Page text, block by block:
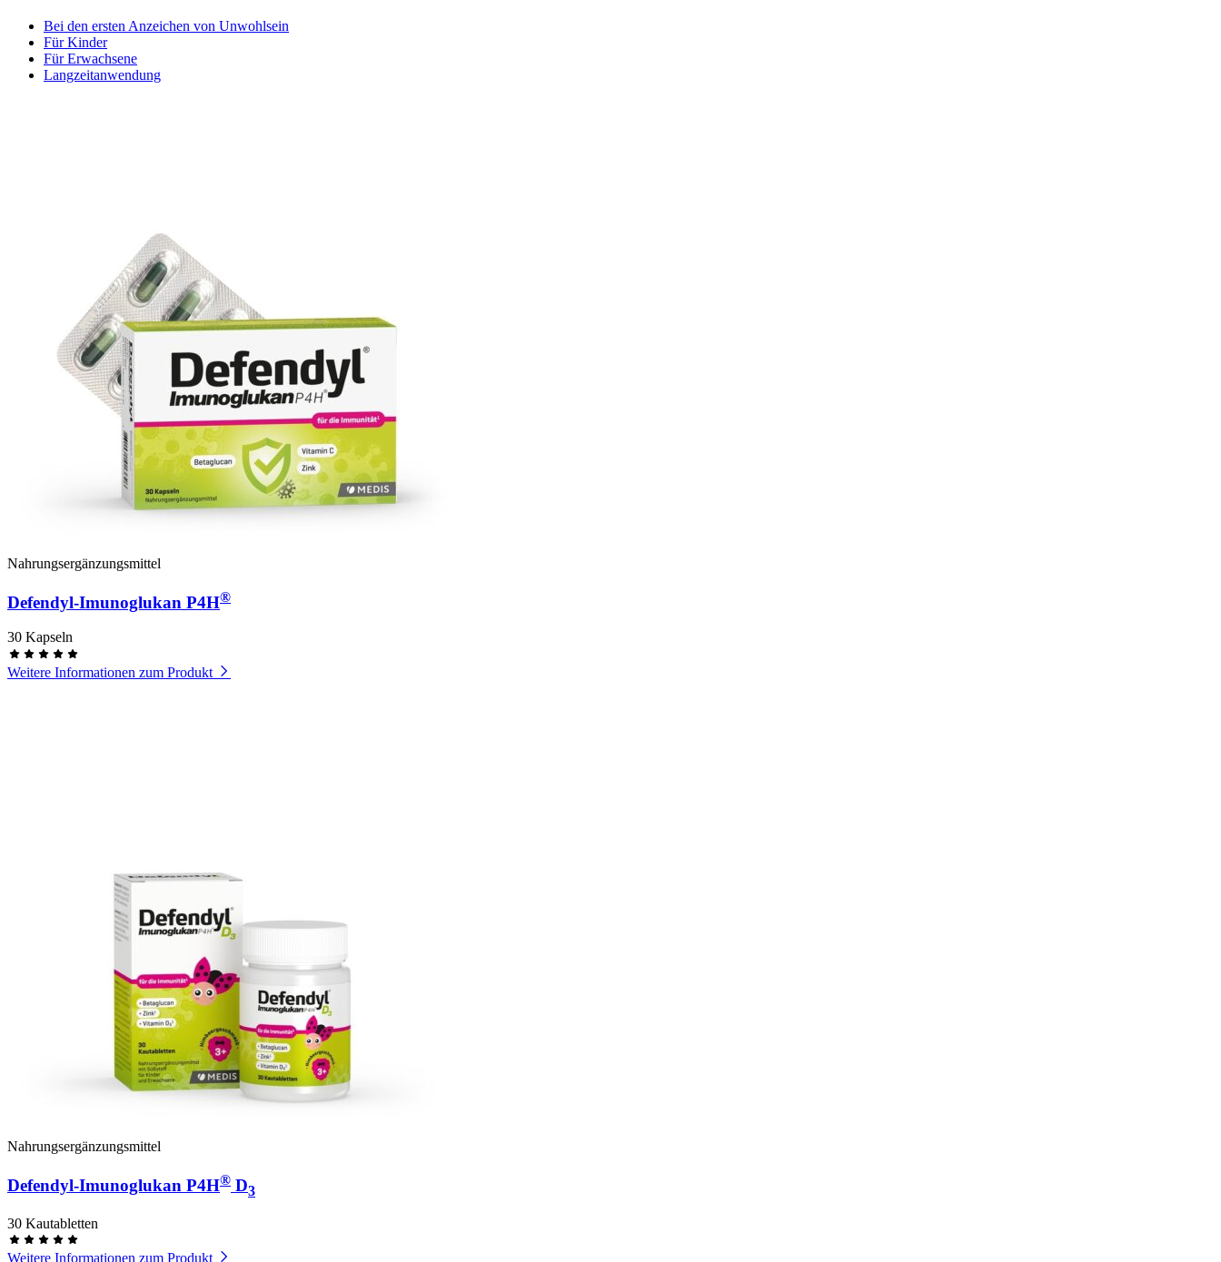
Bei den ersten Anzeichen von Unwohlsein
Für Kinder
Für Erwachsene
Langzeitanwendung
Nahrungsergänzungsmittel
Defendyl-Imunoglukan P4H®
30 Kapseln
Weitere Informationen zum Produkt
Nahrungsergänzungsmittel
Defendyl-Imunoglukan P4H® D3
30 Kautabletten
Weitere Informationen zum Produkt